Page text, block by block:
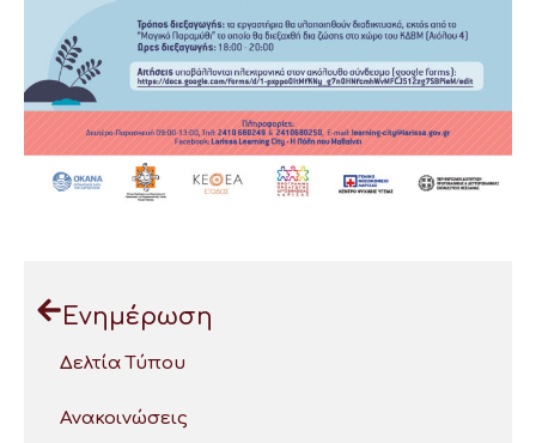
Ενημέρωση
Δελτία Τύπου
Ανακοινώσεις